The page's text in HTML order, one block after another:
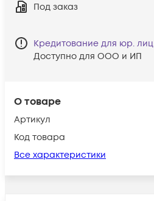
О товаре
Артикул
Код товара
Все характеристики
Под заказ
Кредитование для юр. лиц
Доступно для ООО и ИП